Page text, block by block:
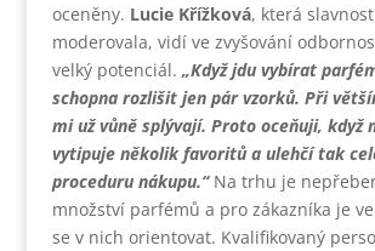
oceněny. Lucie Křížková, která
moderovala, vidí ve zvyšování
velký potenciál. „Když jdu vybírat
schopna rozlišit jen pár vzorků. Při
mi už vůně splývají. Proto oceňuji, když
vytipuje několik favoritů a ulehčí tak
proceduru nákupu.“ Na trhu je
množství parfémů a pro zákazníka je
se v nich orientovat. Kvalifikovaný